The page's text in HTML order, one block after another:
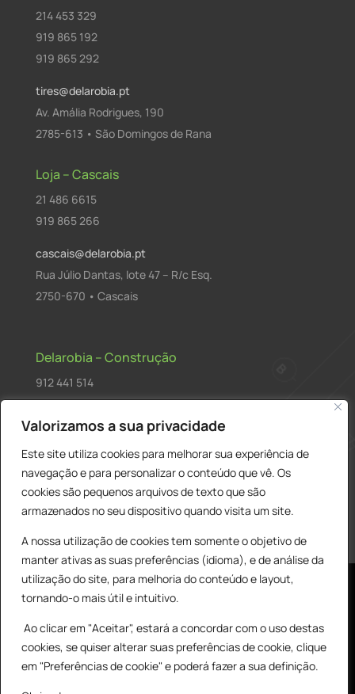
Valorizamos a sua privacidade
Este site utiliza cookies para melhorar sua experiência de
navegação e para personalizar o conteúdo que vê. Os
cookies são pequenos arquivos de texto que são
armazenados no seu dispositivo quando visita um site.
A nossa utilização de cookies tem somente o objetivo de
manter ativas as suas preferências (idioma), e de análise da
utilização do site, para melhoria do conteúdo e layout,
tornando-o mais útil e intuitivo.
Ao clicar em "Aceitar", estará a concordar com o uso destas
cookies, se quiser alterar suas preferências de cookie, clique
em "Preferências de cookie" e poderá fazer a sua definição.
214 453 329
919 865 192
919 865 292
tires@delarobia.pt
Av. Amália Rodrigues, 190
2785-613 • São Domingos de Rana
Loja – Cascais
21 486 6615
919 865 266
cascais@delarobia.pt
Rua Júlio Dantas, lote 47 – R/c Esq.
2750-670 • Cascais
Delarobia – Construção
912 441 514
R. António Andrade, 1171
2820-287 • Charneca de Caparica
Products
search PESQUISAR
© All Copyright 2025 by Delarobia.pt 0